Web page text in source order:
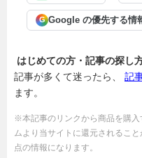
G Google の優先する情
はじめての方・記事の探し
記事が多くて迷ったら、 記
ます。
※本記事のリンクから商品を購
ムより当サイトに還元されるこ
点の情報になります。